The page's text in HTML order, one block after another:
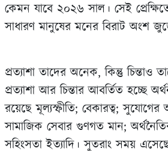
কেমন যাবে ২০২৬ সাল। সেই
সাধারণ মানুষের মনের বিরাট অংশ
প্রত্যাশা তাদের অনেক, কিন্তু চিন্তাও
প্রত্যাশা আর চিন্তার আবর্তিত হচ্ছে
রয়েছে মূল্যস্ফীতি; বেকারত্ব;
সামাজিক সেবার গুণগত মান;
সহিংসতা ইত্যাদি। সুতরাং সময়